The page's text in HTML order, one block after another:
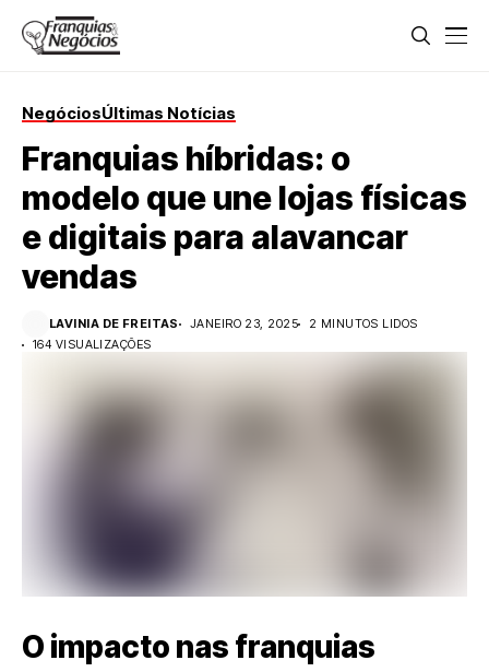
NegóciosÚltimas Notícias
Franquias híbridas: o
modelo que une lojas físicas
e digitais para alavancar
vendas
LAVINIA DE FREITAS JANEIRO 23, 2025
2 MINUTOS LIDOS
164 VISUALIZAÇÕES
O impacto nas franquias